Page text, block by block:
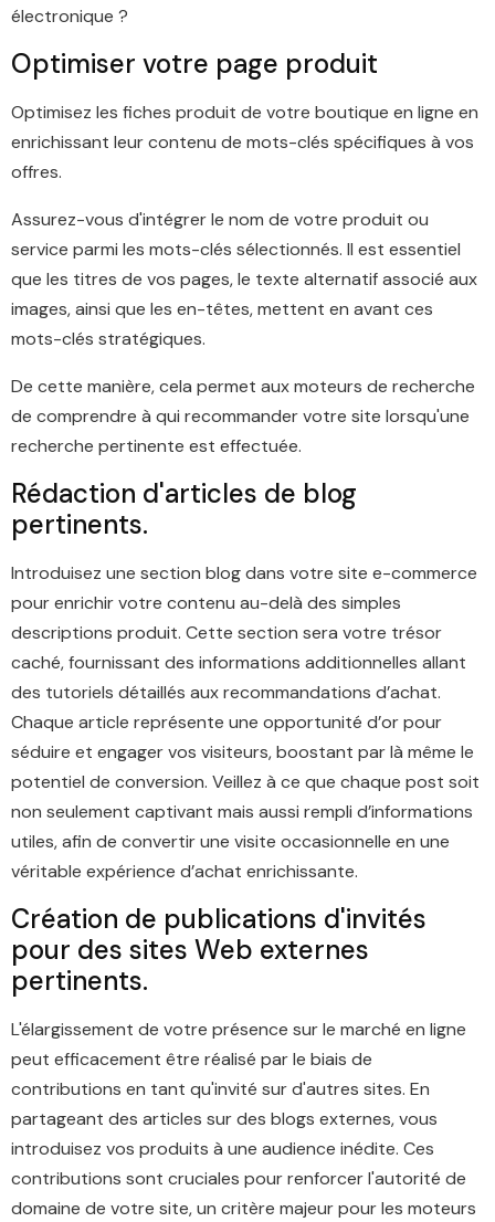
électronique ?
Optimiser votre page produit
Optimisez les fiches produit de votre boutique en ligne en
enrichissant leur contenu de mots-clés spécifiques à vos
offres.
Assurez-vous d'intégrer le nom de votre produit ou
service parmi les mots-clés sélectionnés. Il est essentiel
que les titres de vos pages, le texte alternatif associé aux
images, ainsi que les en-têtes, mettent en avant ces
mots-clés stratégiques.
De cette manière, cela permet aux moteurs de recherche
de comprendre à qui recommander votre site lorsqu'une
recherche pertinente est effectuée.
Rédaction d'articles de blog
pertinents.
Introduisez une section blog dans votre site e-commerce
pour enrichir votre contenu au-delà des simples
descriptions produit. Cette section sera votre trésor
caché, fournissant des informations additionnelles allant
des tutoriels détaillés aux recommandations d’achat.
Chaque article représente une opportunité d’or pour
séduire et engager vos visiteurs, boostant par là même le
potentiel de conversion. Veillez à ce que chaque post soit
non seulement captivant mais aussi rempli d’informations
utiles, afin de convertir une visite occasionnelle en une
véritable expérience d’achat enrichissante.
Création de publications d'invités
pour des sites Web externes
pertinents.
L'élargissement de votre présence sur le marché en ligne
peut efficacement être réalisé par le biais de
contributions en tant qu'invité sur d'autres sites. En
partageant des articles sur des blogs externes, vous
introduisez vos produits à une audience inédite. Ces
contributions sont cruciales pour renforcer l'autorité de
domaine de votre site, un critère majeur pour les moteurs